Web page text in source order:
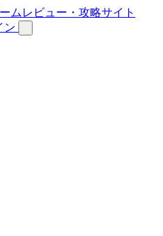
ン